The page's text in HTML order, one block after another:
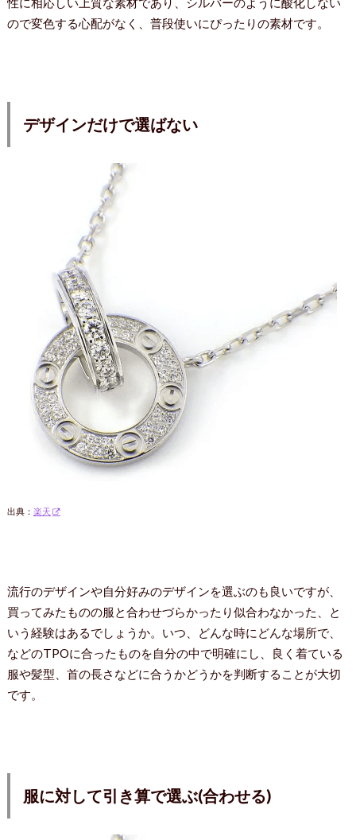
ので変色する心配がなく、普段使いにぴったりの素材です。
デザインだけで選ばない
出典： 楽天
流行のデザインや自分好みのデザインを選ぶのも良いですが、
買ってみたものの服と合わせづらかったり似合わなかった、と
いう経験はあるでしょうか。いつ、どんな時にどんな場所で、
などのTPOに合ったものを自分の中で明確にし、良く着ている
服や髪型、首の長さなどに合うかどうかを判断することが大切
です。
服に対して引き算で選ぶ(合わせる)